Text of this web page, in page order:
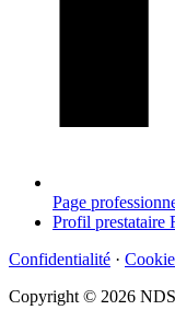
Page
Profil prestataire
Confidentialité ·
Copyright © 2026